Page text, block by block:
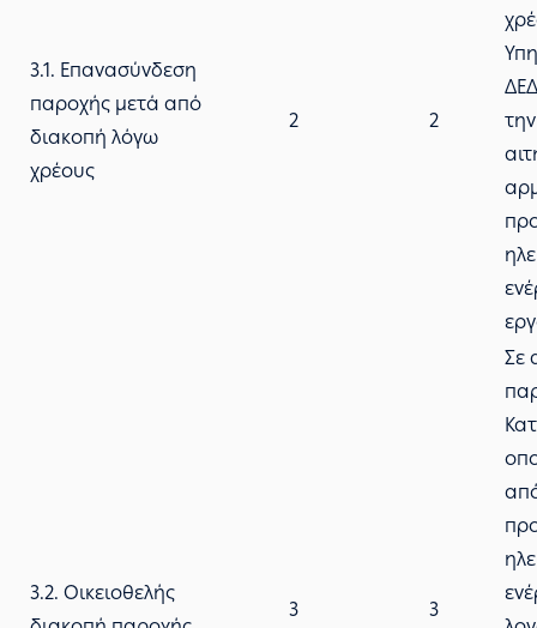
3.1. Επανασύνδεση
παροχής μετά από
διακοπή λόγω
χρέους
2 2
3.2. Οικειοθελής
3 3
Σε